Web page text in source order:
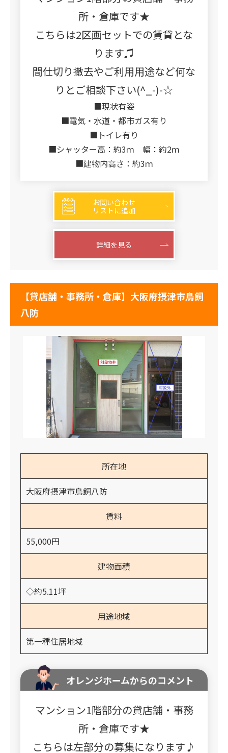
所・倉庫です★
こちらは2区画セットでの賃貸とな
ります♫
間仕切り撤去やご利用用途など何な
りとご相談下さい(^_-)-☆
■現状有姿
■電気・水道・都市ガス有り
■トイレ有り
■シャッター高：約3ｍ 幅：約2ｍ
■建物内高さ：約3ｍ
お問い合わせ
リストに追加
詳細を見る
【貸店舗・事務所・倉庫】大阪府摂津市鳥飼
八防
所在地
大阪府摂津市鳥飼八防
賃料
55,000円
建物面積
◇約5.11坪
用途地域
第一種住居地域
オレンジホームからのコメント
マンション1階部分の貸店舗・事務
所・倉庫です★
こちらは左部分の募集になります♪